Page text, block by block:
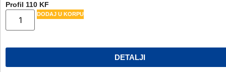
Profil 110 KF
DODAJ U KORPU
DETALJI